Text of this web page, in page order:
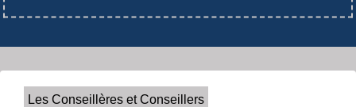
Les Conseillères et Conseillers